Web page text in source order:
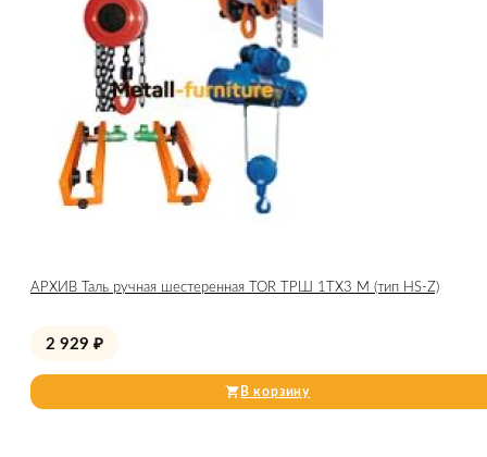
АРХИВ Таль ручная шестеренная TOR ТРШ 1ТХ3 М (тип HS-Z)
2 929 ₽
В корзину